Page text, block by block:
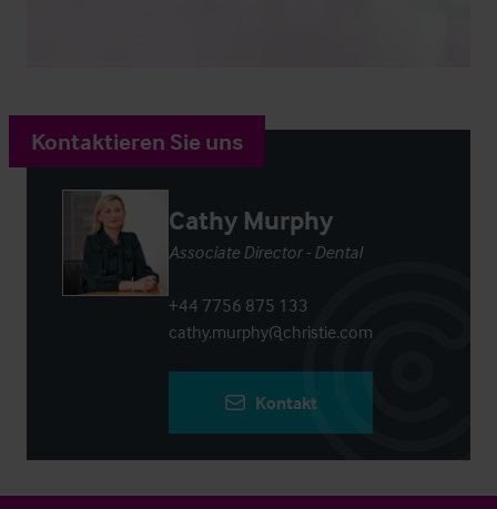
Kontaktieren Sie uns
Cathy Murphy
Associate Director - Dental
+44 7756 875 133
cathy.murphy@christie.com
Kontakt